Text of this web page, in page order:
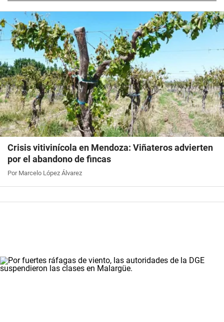
Crisis vitivinícola en Mendoza: Viñateros advierten
por el abandono de fincas
Por Marcelo López Álvarez